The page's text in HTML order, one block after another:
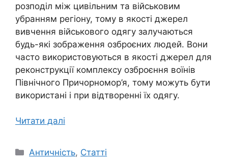
розподіл між цивільним та військовим
убранням регіону, тому в якості джерел
вивчення військового одягу залучаються
будь-які зображення озброєних людей. Вони
часто використовуються в якості джерел для
реконструкції комплексу озброєння воїнів
Північного Причорномор’я, тому можуть бути
використані і при відтворенні їх одягу.
Читати далі
Категорії
Античність, Статті